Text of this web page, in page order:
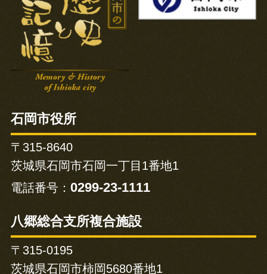
石岡市役所
〒315-8640
茨城県石岡市石岡一丁目1番地1
電話番号： 0299-23-1111
八郷総合支所複合施設
〒315-0195
茨城県石岡市柿岡5680番地1